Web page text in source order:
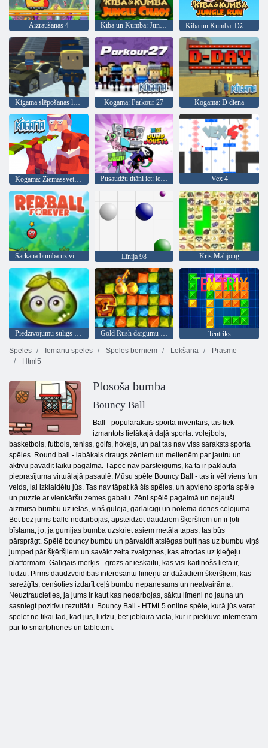
Aizraušanās 4 Kiba un Kumba: Jungle Chaos Kiba un Kumba: Džungļu skriešanās
Kogama: Parkour 27 Kogama: D diena
Kogama: Ziemassvētku parks Pusaudžu titāni iet: leciet Jousts Vex 4
Sarkanā bumba uz visiem laikiem Līnija 98 Kris Mahjong
Tentriks
Spēles
Iemaņu spēles Spēles bērniem Lēkšana
Prasme
Html5
Plosoša bumba
Bouncy Ball
Ball - populārākais sporta inventārs, tas tiek
izmantots lielākajā daļā sporta: volejbols,
basketbols, futbols, teniss, golfs, hokejs, un pat tas nav viss saraksts sporta
spēles. Round ball - labākais draugs zēniem un meitenēm par jautru un
aktīvu pavadīt laiku pagalmā. Tāpēc nav pārsteigums, ka tā ir pakļauta
pieprasījuma virtuālajā pasaulē. Mūsu spēle Bouncy Ball - tas ir vēl viens fun
veids, lai izklaidētu jūs. Tas nav tāpat kā šīs spēles, un apvieno sporta spēle
un puzzle ar vienkāršu zemes gabalu. Zēni spēlē pagalmā un nejauši
aizmirsa bumbu uz ielas, viņš gulēja, garlaicīgi un nolēma doties ceļojumā.
Bet bez jums ballē nedarbojas, apsteidzot daudziem šķēršļiem un ir ļoti
bīstama, jo, ja gumijas bumba uzskriet asiem metāla tapas, tas būs
pārsprāgt. Spēlē bouncy bumbu un pārvaldīt atslēgas bultiņas uz bumbu viņš
jumped pār šķēršļiem un savākt zelta zvaigznes, kas atrodas uz ķieģeļu
platformām. Galīgais mērķis - grozs ar ieskaitu, kas visi kaitinošs lieta ir,
lūdzu. Pirms daudzveidības interesantu līmeņu ar dažādiem šķēršļiem, kas
sarežģīts, cenšoties izdarīt ceļš bumbu nepanesams un neatvairāma.
Neuztraucieties, ja jums ir kaut kas nedarbojas, sāktu līmeni no jauna un
sasniegt pozitīvu rezultātu. Bouncy Ball - HTML5 online spēle, kurā jūs varat
spēlēt ne tikai tad, kad jūs, lūdzu, bet jebkurā vietā, kur ir piekļuve internetam
par to smartphones un tabletēm.